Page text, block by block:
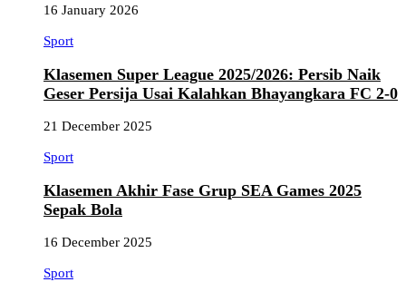
16 January 2026
Sport
Klasemen Super League 2025/2026: Persib Naik
Geser Persija Usai Kalahkan Bhayangkara FC 2-0
21 December 2025
Sport
Klasemen Akhir Fase Grup SEA Games 2025
Sepak Bola
16 December 2025
Sport